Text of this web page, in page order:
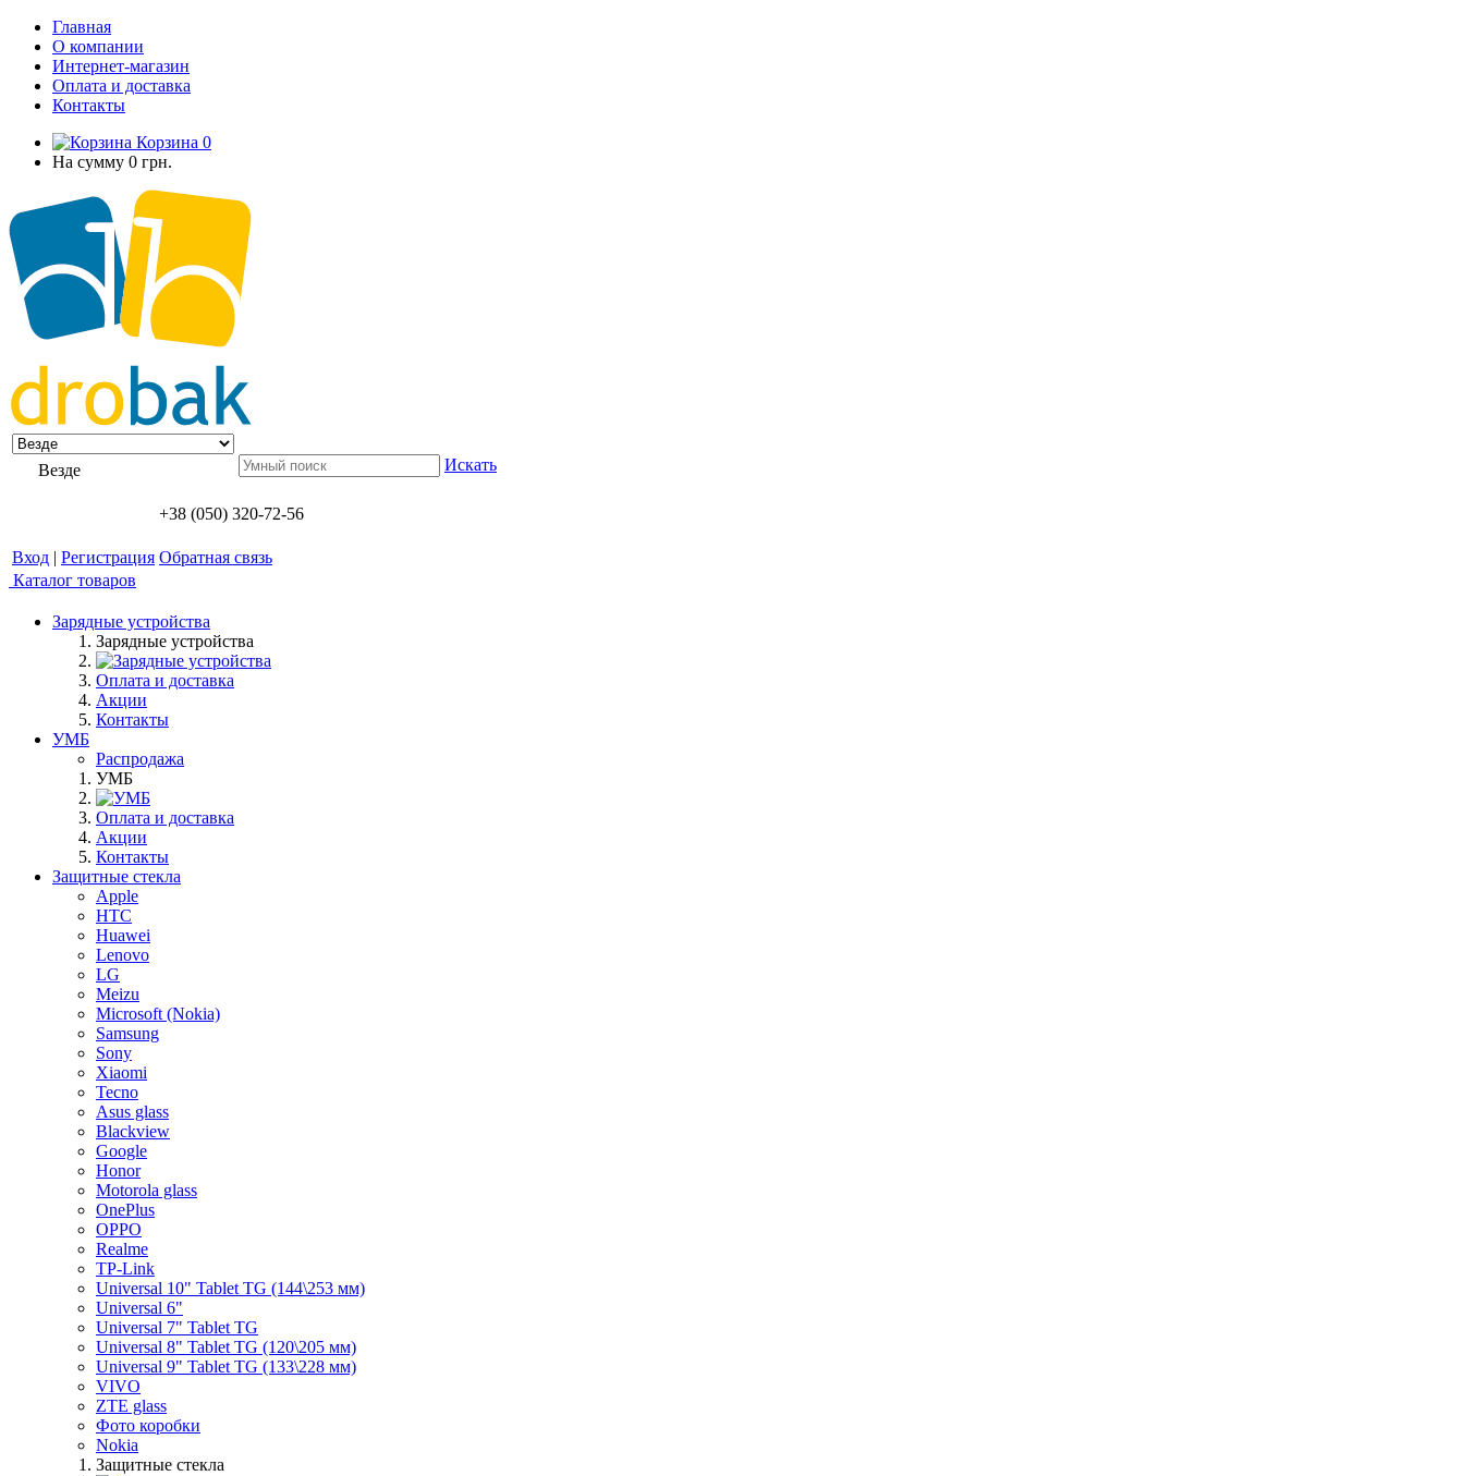
Главная
О компании
Интернет-магазин
Оплата и доставка
Контакты
Корзина 0
На сумму 0 грн.
Везде Искать
+38 (050) 320-72-56
Вход | Регистрация Обратная связь
Каталог товаров
Зарядные устройства
Зарядные устройства
Оплата и доставка
Акции
Контакты
УМБ
Распродажа
УМБ
Оплата и доставка
Акции
Контакты
Защитные стекла
Apple
HTC
Huawei
Lenovo
LG
Meizu
Microsoft (Nokia)
Samsung
Sony
Xiaomi
Tecno
Asus glass
Blackview
Google
Honor
Motorola glass
OnePlus
OPPO
Realme
TP-Link
Universal 10" Tablet TG (144\253 мм)
Universal 6"
Universal 7" Tablet TG
Universal 8" Tablet TG (120\205 мм)
Universal 9" Tablet TG (133\228 мм)
VIVO
ZTE glass
Фото коробки
Nokia
Защитные стекла